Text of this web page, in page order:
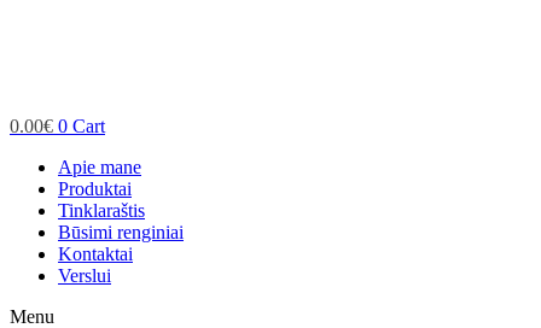
0.00€ 0 Cart
Apie mane
Produktai
Tinklaraštis
Būsimi renginiai
Kontaktai
Verslui
Menu